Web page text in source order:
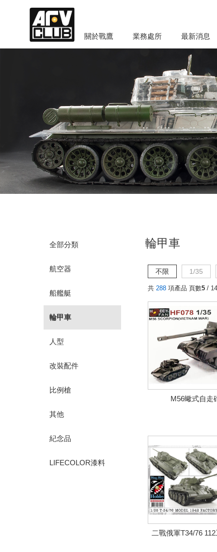
關於戰鷹 業務處所 最新消息
全部分類
航空器
船艦艇
輪甲車
人型
改裝配件
比例槍
其他
紀念品
LIFECOLOR漆料
輪甲車
不限 1/35
共 288 項產品 頁數5 / 14
M56蠍式自走
二戰俄軍T34/76